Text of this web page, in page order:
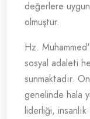
değerlere
olmuştur.
Hz.
sosyal adaleti
sunmaktadır.
genelinde hala
liderliği,